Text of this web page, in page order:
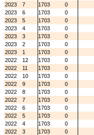
2023
7 1703
0
2023
6 1703
0
2023
5 1703
0
2023
4 1703
0
2023
3 1703
0
2023
2 1703
0
2023
1 1703
0
2022
12 1703
0
2022
11 1703
0
2022
10 1703
0
2022
9 1703
0
2022
8 1703
0
2022
7 1703
0
2022
6 1703
0
2022
5 1703
0
2022
4 1703
0
2022
3 1703
0